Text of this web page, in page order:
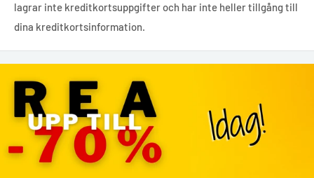
lagrar inte kreditkortsuppgifter och har inte heller tillgång till
dina kreditkortsinformation.